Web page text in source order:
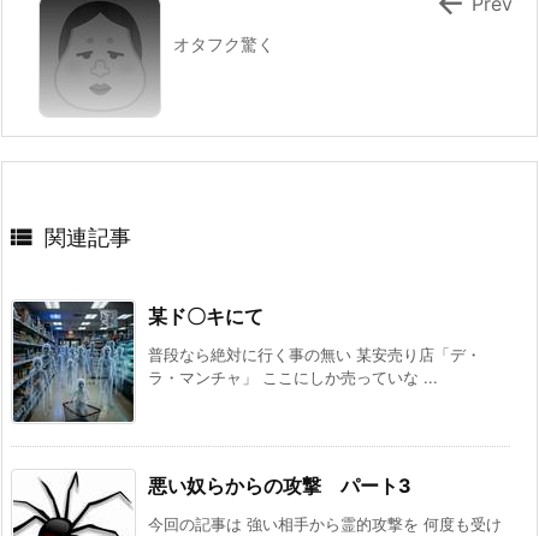
オタフク驚く
 関連記事
某ド〇キにて
普段なら絶対に行く事の無い 某安売り店「デ・
ラ・マンチャ」 ここにしか売っていな ...
悪い奴らからの攻撃 パート3
今回の記事は 強い相手から霊的攻撃を 何度も受け